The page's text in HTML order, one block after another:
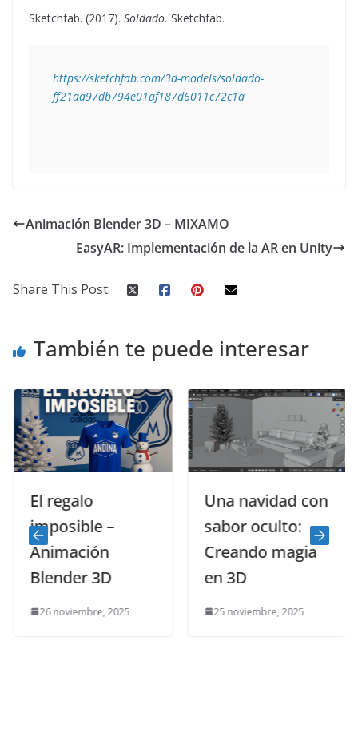
Sketchfab. (2017). Soldado. Sketchfab.
https://sketchfab.com/3d-models/soldado-
ff21aa97db794e01af187d6011c72c1a
Animación Blender 3D – MIXAMO
EasyAR: Implementación de la AR en Unity
Share This Post:
También te puede interesar
El regalo
imposible –
Animación
Blender 3D
26 noviembre, 2025
Una navidad con
sabor oculto:
Creando magia
en 3D
25 noviembre, 2025